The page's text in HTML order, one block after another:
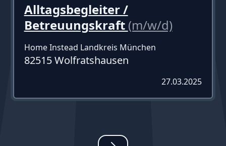
Alltagsbegleiter /
Betreuungskraft (m/w/d)
Home Instead Landkreis München
82515 Wolfratshausen
27.03.2025